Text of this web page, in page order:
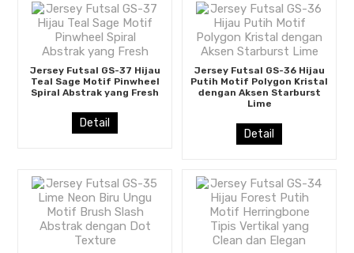
Jersey Futsal GS-37 Hijau
Teal Sage Motif Pinwheel
Spiral Abstrak yang Fresh
Detail
Jersey Futsal GS-36 Hijau
Putih Motif Polygon Kristal
dengan Aksen Starburst
Lime
Detail